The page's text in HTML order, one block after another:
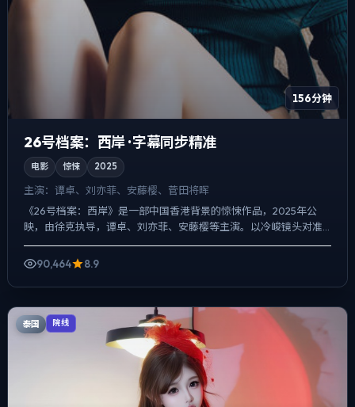
156分钟
26号档案：西岸 · 字幕同步精准
电影 惊悚 2025
主演： 谭卓、刘亦菲、安藤樱、菅田将晖
《26号档案：西岸》是一部中国香港背景的惊悚作品，2025年公
映，由徐克执导，谭卓、刘亦菲、安藤樱等主演。以冷峻镜头对准
90,464
8.9
泰国 院线